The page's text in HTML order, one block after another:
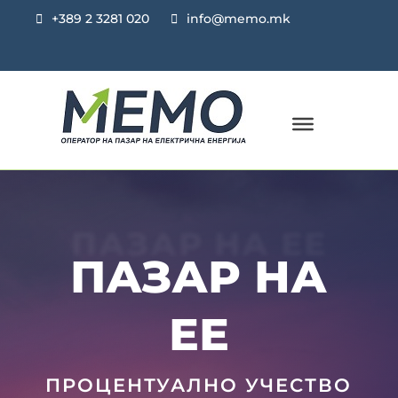
+389 2 3281 020 info@memo.mk
ПАЗАР НА
ЕЕ
ПРОЦЕНТУАЛНО УЧЕСТВО